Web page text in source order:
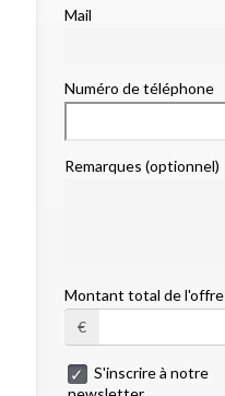
Mail
Numéro de téléphone
Remarques (optionnel)
Montant total de l'offre
€
S'inscrire à notre